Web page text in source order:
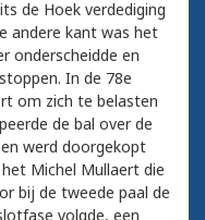
de Hoek verdediging
andere kant was het
onderscheidde en
In de 78e
om zich te belasten
de bal over de
werd doorgekopt
Michel Mullaert die
bij de tweede paal de
volgde, een